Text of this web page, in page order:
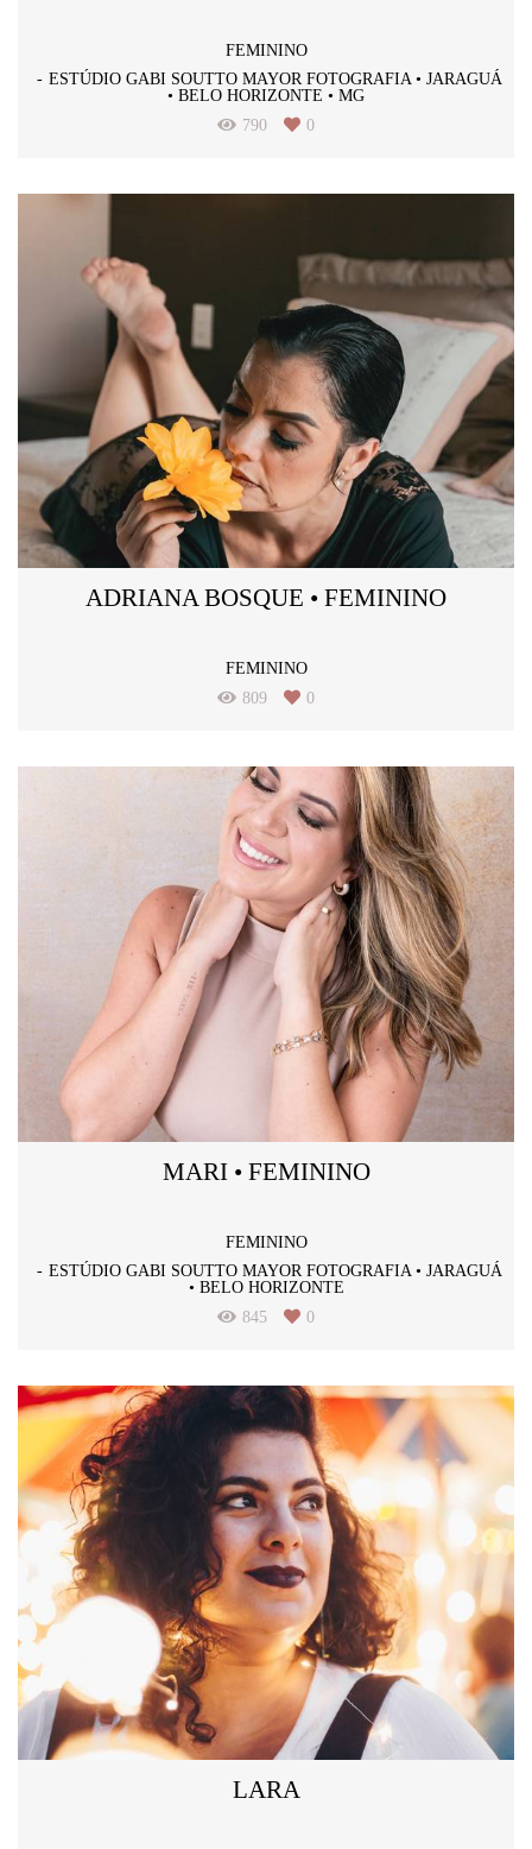
FEMININO
ESTÚDIO GABI SOUTTO MAYOR FOTOGRAFIA • JARAGUÁ
• BELO HORIZONTE • MG
790
0
ADRIANA BOSQUE • FEMININO
FEMININO
809
0
MARI • FEMININO
FEMININO
ESTÚDIO GABI SOUTTO MAYOR FOTOGRAFIA • JARAGUÁ
• BELO HORIZONTE
845
0
LARA